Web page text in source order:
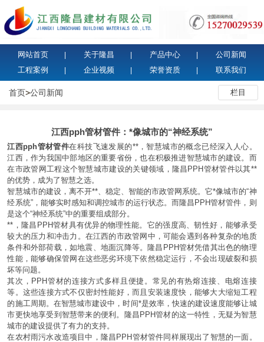
网站首页 关于隆昌 产品中心
公司新闻
工程案例
企业视频 荣誉资质 联系我们
首页>公司新闻 栏目
江西pph管材管件：*像城市的“神经系统”
江西pph管材管件在科技飞速发展的**，智慧城市的概念已经深入人心。
江西，作为我国中部地区的重要省份，也在积极推进智慧城市的建设。而
在市政管网工程这个智慧城市建设的关键领域，隆昌PPH管材管件以其**
的优势，成为了智慧之选。
智慧城市的建设，离不开**、稳定、智能的市政管网系统。它*像城市的“神
经系统”，能够实时感知和调控城市的运行状态。而隆昌PPH管材管件，则
是这个“神经系统”中的重要组成部分。
**，隆昌PPH管材具有优异的物理性能。它的强度高、韧性好，能够承受
较大的压力和冲击力。在江西的市政管网中，可能会遇到各种复杂的地质
条件和外部荷载，如地震、地面沉降等。隆昌PPH管材凭借其出色的物理
性能，能够确保管网在这些恶劣环境下依然稳定运行，不会出现破裂和损
坏等问题。
其次，PPH管材的连接方式多样且便捷。常见的有热熔连接、电熔连接
等。这些连接方式不仅密封性能好，而且安装速度快，能够大大缩短工程
的施工周期。在智慧城市建设中，时间*是效率，快速的建设速度能够让城
市更快地享受到智慧带来的便利。隆昌PPH管材的这一特性，无疑为智慧
城市的建设提供了有力的支持。
在农村雨污水改造项目中，隆昌PPH管材管件同样展现出了智慧的一面。